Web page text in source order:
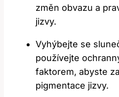
změn obvazu a
jizvy.
Vyhýbejte se
používejte⁤
faktorem, abyste
pigmentace⁤ jizvy.